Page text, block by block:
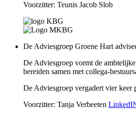
Voorzitter: Teunis Jacob Slob
De Adviesgroep Groene Hart
De Adviesgroep vormt de
bereiden samen met collega-
De Adviesgroep vergadert vier keer
Voorzitter: Tanja Verbeeten